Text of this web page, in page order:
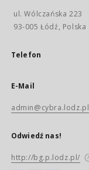
ul. Wólczańska 223
93-005 Łódź, Polska
Telefon
E-Mail
admin@cybra.lodz.pl
Odwiedź nas!
http://bg.p.lodz.pl/